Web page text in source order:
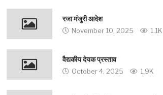
रजा मंजुरी आदेश
November 10, 2025 1.1K
वैद्यकीय देयक प्रस्ताव
October 4, 2025 1.9K